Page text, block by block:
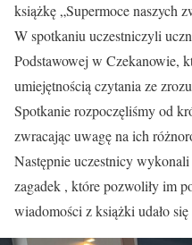
książkę „Supermoce naszych
W spotkaniu uczestniczyli
Podstawowej w Czekanowie,
umiejętnością czytania ze
Spotkanie rozpoczęliśmy od
zwracając uwagę na ich
Następnie uczestnicy
zagadek , które pozwoliły im
wiadomości z książki udało